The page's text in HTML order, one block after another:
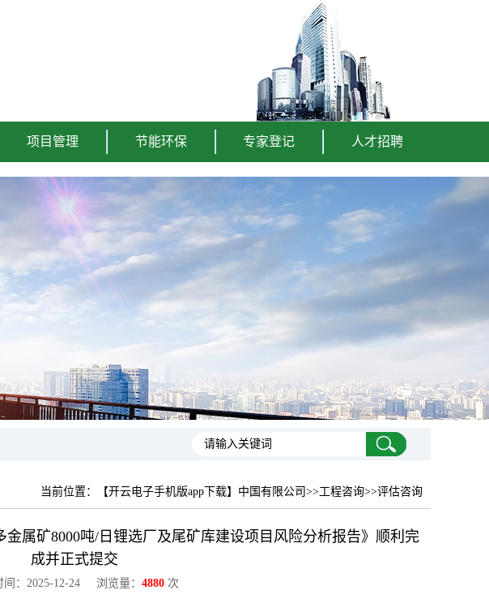
项目管理 节能环保 专家登记 人才招聘
当前位置： 【开云电子手机版app下载】中国有限公司 >>工程咨询>>评估咨询
金属矿8000吨/日锂选厂及尾矿库建设项目风险分析报告》顺利完
成并正式提交
间：2025-12-24 浏览量： 4880 次